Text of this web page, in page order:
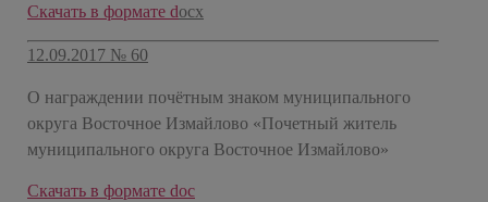
Скачать в формате docx
12.09.2017 № 60
О награждении почётным знаком муниципального
округа Восточное Измайлово «Почетный житель
муниципального округа Восточное Измайлово»
Скачать в формате doc